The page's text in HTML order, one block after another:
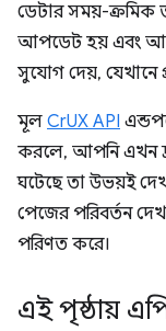
ডেটার সময়-ক্রমিক
আপডেট হয় এবং
সুযোগ দেয়, যেখানে
মূল CrUX API
করলে, আপনি এখন
ঘটেছে তা উভয়ই
পেজের পরিবর্তন
পরিণত করে।
এই পৃষ্ঠায়